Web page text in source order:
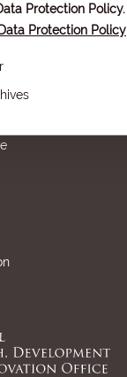
Protection Policy.
Data Protection Policy